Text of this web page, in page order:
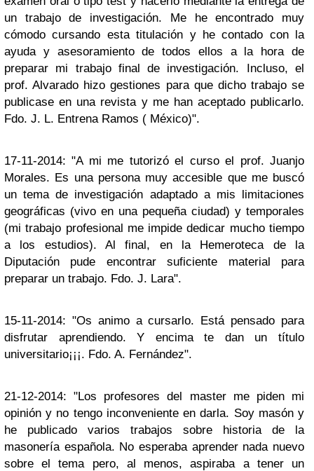
un trabajo de investigación. Me he encontrado muy
cómodo cursando esta titulación y he contado con la
ayuda y asesoramiento de todos ellos a la hora de
preparar mi trabajo final de investigación. Incluso, el
prof. Alvarado hizo gestiones para que dicho trabajo se
publicase en una revista y me han aceptado publicarlo.
Fdo. J. L. Entrena Ramos ( México)".
17-11-2014: "A mi me tutorizó el curso el prof. Juanjo
Morales. Es una persona muy accesible que me buscó
un tema de investigación adaptado a mis limitaciones
geográficas (vivo en una pequeña ciudad) y temporales
(mi trabajo profesional me impide dedicar mucho tiempo
a los estudios). Al final, en la Hemeroteca de la
Diputación pude encontrar suficiente material para
preparar un trabajo. Fdo. J. Lara".
15-11-2014: "Os animo a cursarlo. Está pensado para
disfrutar aprendiendo. Y encima te dan un título
universitario¡¡¡. Fdo. A. Fernández".
21-12-2014: "Los profesores del master me piden mi
opinión y no tengo inconveniente en darla. Soy masón y
he publicado varios trabajos sobre historia de la
masonería española. No esperaba aprender nada nuevo
sobre el tema pero, al menos, aspiraba a tener un